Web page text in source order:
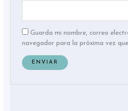
Guarda mi nombre, correo
navegador para la próxima vez